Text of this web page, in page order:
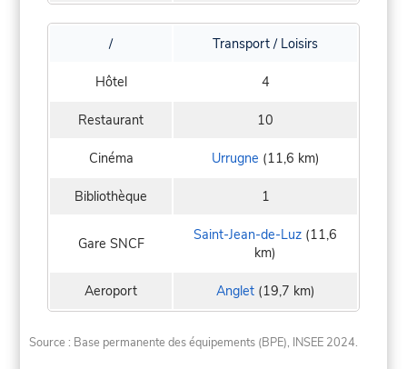
/ Transport / Loisirs
Hôtel 4
Restaurant 10
Cinéma Urrugne (11,6 km)
Bibliothèque 1
Gare SNCF Saint-Jean-de-Luz (11,6
km)
Aeroport Anglet(19,7 km)
Source : Base permanente des équipements (BPE), INSEE 2024.